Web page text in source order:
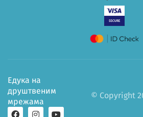
© Copyright
Едука на
друштвеним
мрежама